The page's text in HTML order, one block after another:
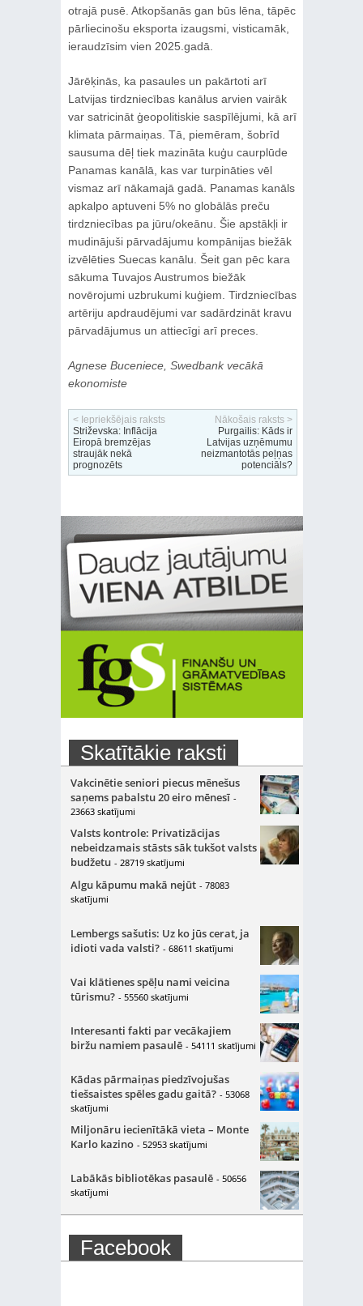
otrajā pusē. Atkopšanās gan būs lēna, tāpēc
pārliecinošu eksporta izaugsmi, visticamāk,
ieraudzīsim vien 2025.gadā.
Jārēķinās, ka pasaules un pakārtoti arī
Latvijas tirdzniecības kanālus arvien vairāk
var satricināt ģeopolitiskie saspīlējumi, kā arī
klimata pārmaiņas. Tā, piemēram, šobrīd
sausuma dēļ tiek mazināta kuģu caurplūde
Panamas kanālā, kas var turpināties vēl
vismaz arī nākamajā gadā. Panamas kanāls
apkalpo aptuveni 5% no globālās preču
tirdzniecības pa jūru/okeānu. Šie apstākļi ir
mudinājuši pārvadājumu kompānijas biežāk
izvēlēties Suecas kanālu. Šeit gan pēc kara
sākuma Tuvajos Austrumos biežāk
novērojumi uzbrukumi kuģiem. Tirdzniecības
artēriju apdraudējumi var sadārdzināt kravu
pārvadājumus un attiecīgi arī preces.
Agnese Buceniece, Swedbank vecākā
ekonomiste
< Iepriekšējais raksts
Striževska: Inflācija
Eiropā bremzējas
straujāk nekā
prognozēts
Nākošais raksts >
Purgailis: Kāds ir
Latvijas uzņēmumu
neizmantotās peļņas
potenciāls?
Skatītākie raksti
Vakcinētie seniori piecus mēnešus
saņems pabalstu 20 eiro mēnesī -
23663 skatījumi
Valsts kontrole: Privatizācijas
nebeidzamais stāsts sāk tukšot valsts
budžetu - 28719 skatījumi
Algu kāpumu makā nejūt - 78083
skatījumi
Lembergs sašutis: Uz ko jūs cerat, ja
idioti vada valsti? - 68611 skatījumi
Vai klātienes spēļu nami veicina
tūrismu? - 55560 skatījumi
Interesanti fakti par vecākajiem
biržu namiem pasaulē - 54111 skatījumi
Kādas pārmaiņas piedzīvojušas
tiešsaistes spēles gadu gaitā? - 53068
skatījumi
Miljonāru iecienītākā vieta – Monte
Karlo kazino - 52953 skatījumi
Labākās bibliotēkas pasaulē - 50656
skatījumi
Facebook